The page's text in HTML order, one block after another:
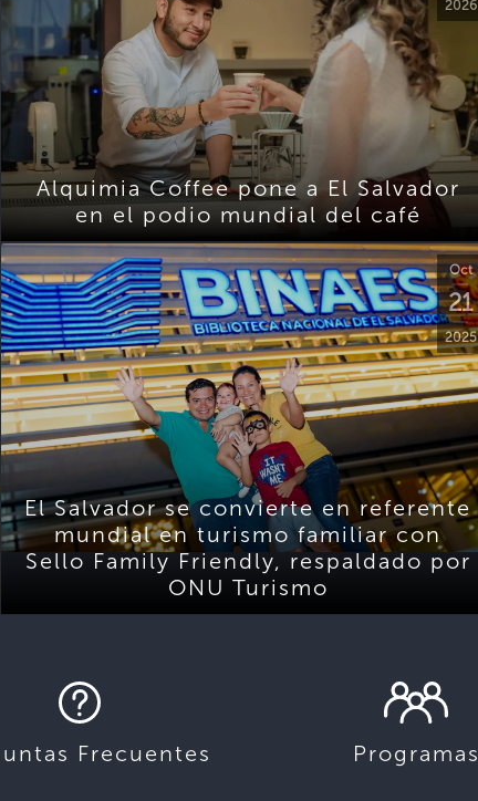
2026
Alquimia Coffee pone a El Salvador
en el podio mundial del café
Oct
21
2025
El Salvador se convierte en referente
mundial en turismo familiar con
Sello Family Friendly, respaldado por
ONU Turismo
Frecuentes Programas